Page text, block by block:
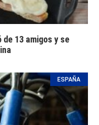
de 13 amigos y se
ESPAÑA